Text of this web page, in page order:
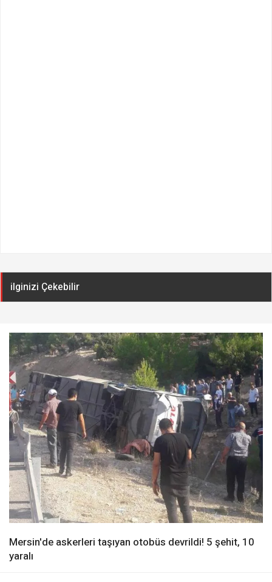
ilginizi Çekebilir
Mersin'de askerleri taşıyan otobüs devrildi! 5 şehit, 10
yaralı